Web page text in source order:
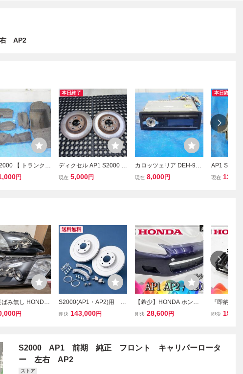
AP2
【 トランクト
トリム カバー
円
本日終了
ディクセル AP1 S2000 F
20C フロント ローター 左
現在 5,000円
カロッツェリア DEH-970
オーディオ 1DIN AP1 S2
現在 8,000円
本日終了
AP1 S2000
ター ダイ
現在
ばみ無し HONDA
S2000 前期 純
円
送料無料
S2000(AP1・AP2)用 AL
TEX製 リア ビッグ ブレー
用
即決 143,000円
【希少】HONDA ホンダ
純正 AP1 / AP2 S2000 前
M VTEC
即決 28,600円
『即納☆彡
ONDA ホ
即決
S2000 AP1 前期 純正 フロント キャリパーロータ
ー 左右 AP2
ストア